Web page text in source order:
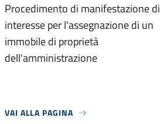
Procedimento di manifestazione di
interesse per l'assegnazione di un
immobile di proprietà
dell'amministrazione
VAI ALLA PAGINA